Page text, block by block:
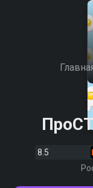
8.5